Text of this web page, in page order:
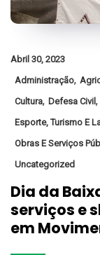
Abril 30, 2023
Administração,
Cultura, Defesa Civil ,
Esporte, Turismo E
Obras E Serviços
Uncategorized
Dia da
serviços e
em